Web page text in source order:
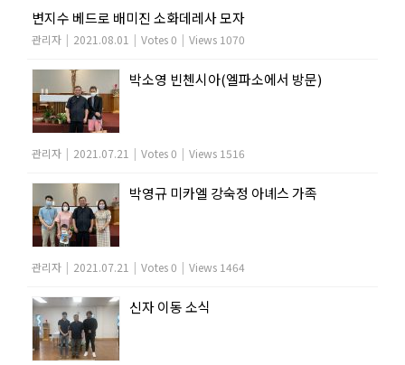
변지수 베드로 배미진 소화데레사 모자
관리자 | 2021.08.01 | Votes 0 | Views 1070
박소영 빈첸시아(엘파소에서 방문)
관리자 | 2021.07.21 | Votes 0 | Views 1516
박영규 미카엘 강숙정 아녜스 가족
관리자 | 2021.07.21 | Votes 0 | Views 1464
신자 이동 소식